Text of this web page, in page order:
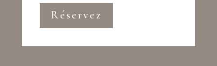
Réservez